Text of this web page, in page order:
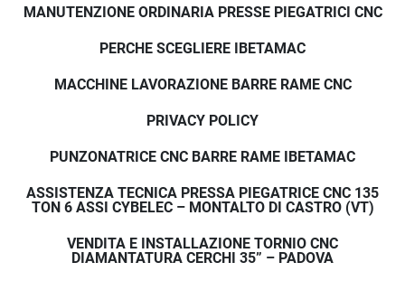
MANUTENZIONE ORDINARIA PRESSE PIEGATRICI CNC
PERCHE SCEGLIERE IBETAMAC
MACCHINE LAVORAZIONE BARRE RAME CNC
PRIVACY POLICY
PUNZONATRICE CNC BARRE RAME IBETAMAC
ASSISTENZA TECNICA PRESSA PIEGATRICE CNC 135
TON 6 ASSI CYBELEC – MONTALTO DI CASTRO (VT)
VENDITA E INSTALLAZIONE TORNIO CNC
DIAMANTATURA CERCHI 35” – PADOVA